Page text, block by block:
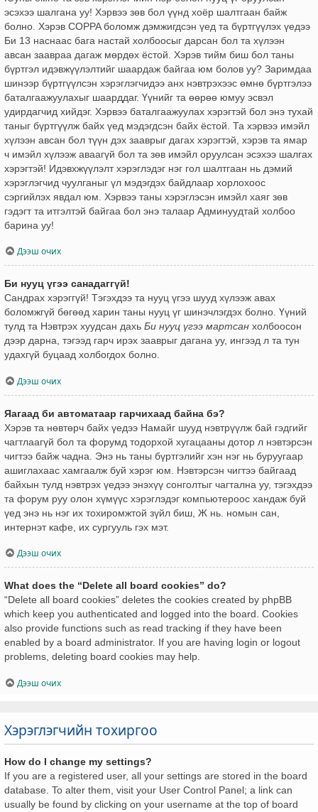
эсэхээ шалгана уу! Хэрвээ зөв бол үүнд хоёр шалтгаан байж
болно. Хэрэв COPPA боломж дэмжигдсэн үед та бүртгүүлэх үедээ
Би 13 наснаас бага настай холбоосыг дарсан бол та хүлээн
авсан заавраа дагаж мөрдөх ёстой. Хэрэв тийм биш бол таны
бүртгэл идэвжүүлэлтийг шаардаж байгаа юм болов уу? Заримдаа
шинээр бүртгүүлсэн хэрэглэгчидээ анх нэвтрэхээс өмнө бүртгэлээ
баталгаажуулахыг шаарддаг. Үүнийг та өөрөө юмуу эсвэл
удирдагчид хийдэг. Хэрвээ баталгаажуулах хэрэгтэй бол энэ тухай
таныг бүртгүүлж байх үед мэдэгдсэн байх ёстой. Та хэрвээ имэйл
хүлээн авсан бол түүн дэх зааврыг дагах хэрэгтэй, хэрэв та ямар
ч имэйл хүлээж аваагүй бол та зөв имэйл оруулсан эсэхээ шалгах
хэрэгтэй! Идэвхжүүлэлт хэрэглэдэг нэг гол шалтгаан нь дэмий
хэрэглэгчид чуулганыг үл мэдэгдэх байдлаар хорлохоос
сэргийлэх явдал юм. Хэрвээ таны хэрэглэсэн имэйл хаяг зөв
гэдэгт та итгэлтэй байгаа бол энэ талаар Админуудтай холбоо
барина уу!
Дээш очих
Би нууц үгээ санадаггүй!
Сандрах хэрэггүй! Тэгэхдээ та нууц үгээ шууд хүлээж авах
боломжгүй бөгөөд харин таны нууц үг шинэчлэгдэх болно. Үүний
тулд та Нэвтрэх хуудсан дахь Би нууц үгээ мартсан холбоосон
дээр дарна, тэгээд гарч ирэх зааврыг дагана уу, ингээд л та тун
удахгүй буцаад холбогдох болно.
Дээш очих
Яагаад би автоматаар гарчихаад байна бэ?
Хэрэв та нөвтөрч байх үедээ Намайг шууд нэвтрүүлж бай гэдгийг
чагтлаагүй бол та форумд тодорхой хугацааны дотор л нэвтэрсэн
чигтээ байж чадна. Энэ нь таны бүртгэлийг хэн нэг нь буруугаар
ашиглахаас хамгаалж буй хэрэг юм. Нэвтэрсэн чигтээ байгаад
байхын тулд нэвтрэх үедээ энэхүү сонголтыг чагтална уу, тэгэхдээ
та форум руу олон хүмүүс хэрэглэдэг компьютероос хандаж буй
үед энэ нь нэг их тохиромжтой зүйл биш, Ж нь. номын сан,
интернэт кафе, их сургууль гэх мэт.
Дээш очих
What does the “Delete all board cookies” do?
“Delete all board cookies” deletes the cookies created by phpBB
which keep you authenticated and logged into the board. Cookies
also provide functions such as read tracking if they have been
enabled by a board administrator. If you are having login or logout
problems, deleting board cookies may help.
Дээш очих
Хэрэглэгчийн тохиргоо
How do I change my settings?
If you are a registered user, all your settings are stored in the board
database. To alter them, visit your User Control Panel; a link can
usually be found by clicking on your username at the top of board